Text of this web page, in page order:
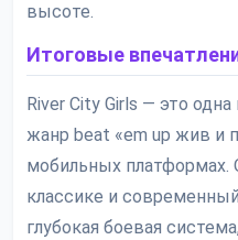
высоте.
Итоговые
River City Girls — это
жанр beat «em up жив и
мобильных платформах.
классике и
глубокая боевая